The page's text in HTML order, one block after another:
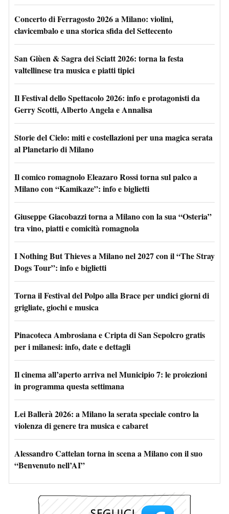
Concerto di Ferragosto 2026 a Milano: violini,
clavicembalo e una storica sfida del Settecento
San Giùen & Sagra dei Sciatt 2026: torna la festa
valtellinese tra musica e piatti tipici
Il Festival dello Spettacolo 2026: info e protagonisti da
Gerry Scotti, Alberto Angela e Annalisa
Storie del Cielo: miti e costellazioni per una magica serata
al Planetario di Milano
Il comico romagnolo Eleazaro Rossi torna sul palco a
Milano con “Kamikaze”: info e biglietti
Giuseppe Giacobazzi torna a Milano con la sua “Osteria”
tra vino, piatti e comicità romagnola
I Nothing But Thieves a Milano nel 2027 con il “The Stray
Dogs Tour”: info e biglietti
Torna il Festival del Polpo alla Brace per undici giorni di
grigliate, giochi e musica
Pinacoteca Ambrosiana e Cripta di San Sepolcro gratis
per i milanesi: info, date e dettagli
Il cinema all’aperto arriva nel Municipio 7: le proiezioni
in programma questa settimana
Lei Ballerà 2026: a Milano la serata speciale contro la
violenza di genere tra musica e cabaret
Alessandro Cattelan torna in scena a Milano con il suo
“Benvenuto nell’AI”